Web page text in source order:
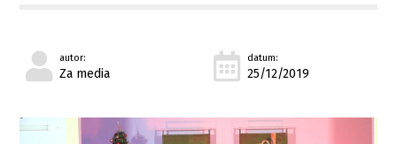
autor:
Za media
datum:
25/12/2019